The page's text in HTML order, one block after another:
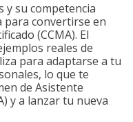
y su competencia
para convertirse en
(CCMA). El
reales de
para adaptarse a tu
lo que te
de Asistente
y a lanzar tu nueva